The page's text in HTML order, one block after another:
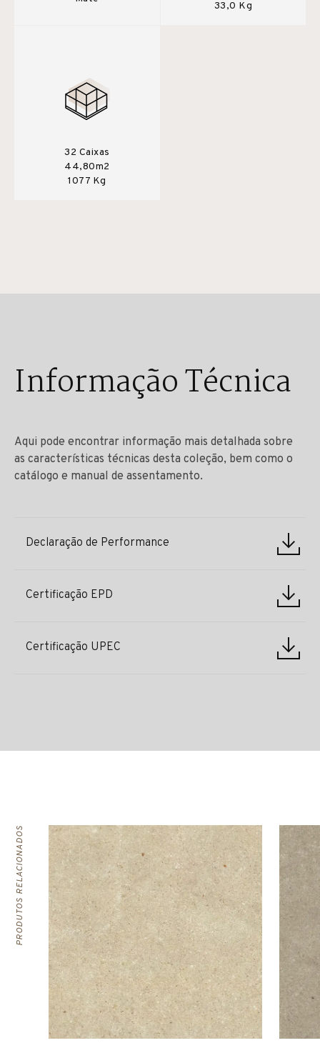
33,0 Kg
32 Caixas
44,80m2
1077 Kg
Informação Técnica
Aqui pode encontrar informação mais detalhada sobre
as características técnicas desta coleção, bem como o
catálogo e manual de assentamento.
Declaração de Performance
Certificação EPD
Certificação UPEC
PRODUTOS RELACIONADOS